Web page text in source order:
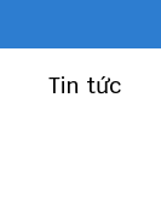
Tin tức